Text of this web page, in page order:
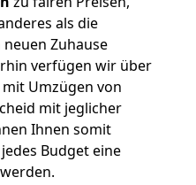
als die
Zuhause
verfügen wir über
Umzügen von
mit jeglicher
Ihnen somit
Budget eine